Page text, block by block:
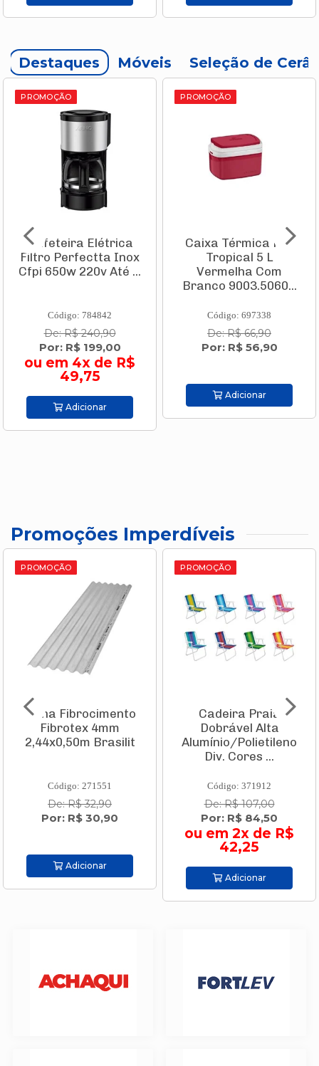
Destaques Móveis Seleção de
PROMOÇÃO
Caixa Térmica Pvc
Tropical 5 L
Vermelha Com
Código: 697338
De: R$ 66,90
Por: R$ 56,90
Adicionar
PROMOÇÃO
Conjunto Mesa
Firenze 1,20 X 0,80m
Com Tampo de Vidro
+ 4 Ca...
Código: 814423
De: R$ 2.219,00
Por: R$ 2.019,00
Adicionar
Promoções Imperdíveis
PROMOÇÃO
Telha Fibrocimento
Fibrotex 4mm
2,44x0,50m Brasilit
Código: 271551
De: R$ 32,90
Por: R$ 30,90
Adicionar
PROMOÇÃO
Cadeira Praia
Dobrável Alta
Alumínio/Polietileno
Div. Cores ...
Código: 371912
De: R$ 107,00
Por: R$ 84,50
ou em 2x de R$
42,25
Adicionar